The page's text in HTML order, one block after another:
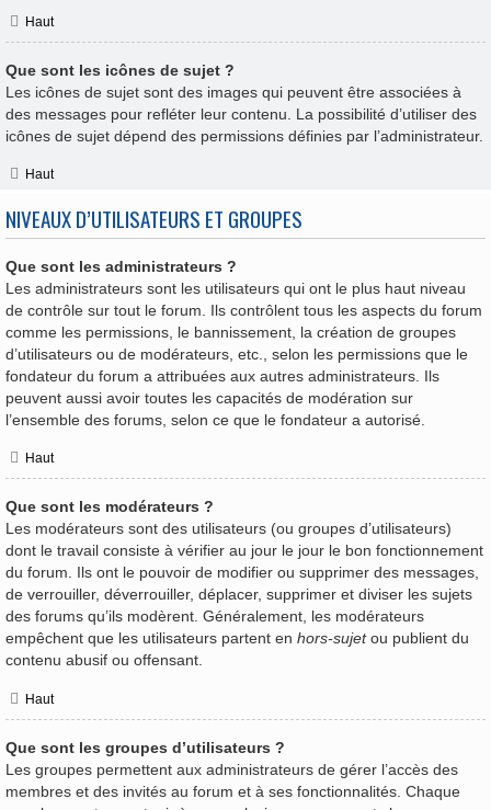
Haut
Que sont les icônes de sujet ?
Les icônes de sujet sont des images qui peuvent être associées à
des messages pour refléter leur contenu. La possibilité d’utiliser des
icônes de sujet dépend des permissions définies par l’administrateur.
Haut
NIVEAUX D’UTILISATEURS ET GROUPES
Que sont les administrateurs ?
Les administrateurs sont les utilisateurs qui ont le plus haut niveau
de contrôle sur tout le forum. Ils contrôlent tous les aspects du forum
comme les permissions, le bannissement, la création de groupes
d’utilisateurs ou de modérateurs, etc., selon les permissions que le
fondateur du forum a attribuées aux autres administrateurs. Ils
peuvent aussi avoir toutes les capacités de modération sur
l’ensemble des forums, selon ce que le fondateur a autorisé.
Haut
Que sont les modérateurs ?
Les modérateurs sont des utilisateurs (ou groupes d’utilisateurs)
dont le travail consiste à vérifier au jour le jour le bon fonctionnement
du forum. Ils ont le pouvoir de modifier ou supprimer des messages,
de verrouiller, déverrouiller, déplacer, supprimer et diviser les sujets
des forums qu’ils modèrent. Généralement, les modérateurs
empêchent que les utilisateurs partent en hors-sujetou publient du
contenu abusif ou offensant.
Haut
Que sont les groupes d’utilisateurs ?
Les groupes permettent aux administrateurs de gérer l’accès des
membres et des invités au forum et à ses fonctionnalités. Chaque